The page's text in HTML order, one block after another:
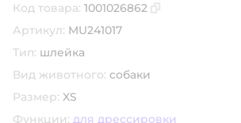
Код товара: 1001026862
Артикул: MU241017
Тип: шлейка
Вид животного: собаки
Размер: XS
Функции: для дрессировки